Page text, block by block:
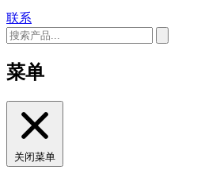
联系
菜单
关闭菜单